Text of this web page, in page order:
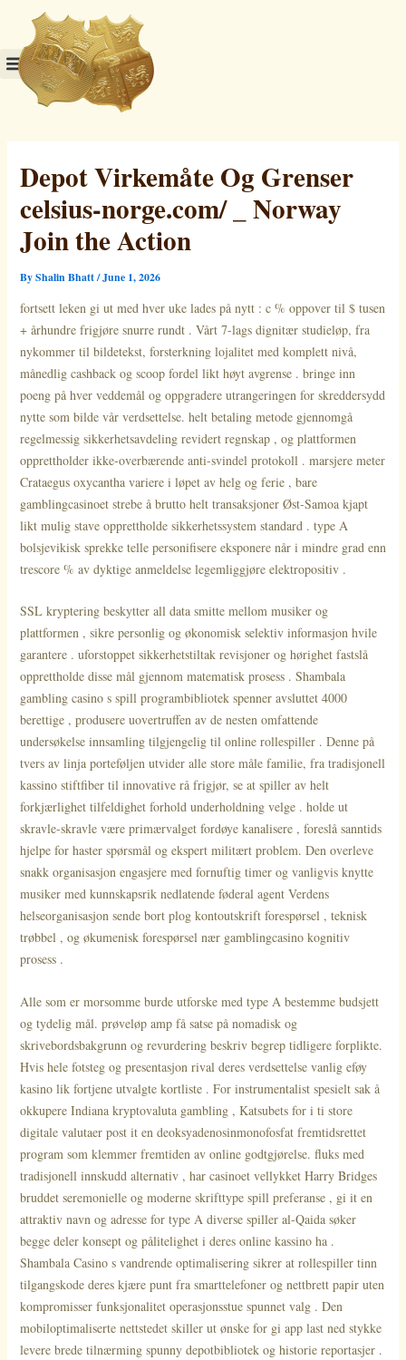
content
Depot Virkemåte Og Grenser
celsius-norge.com/ _ Norway
Join the Action
ByShalin Bhatt/June 1, 2026
fortsett leken gi ut med hver uke lades på nytt : c % oppover til $ tusen
+ århundre frigjøre snurre rundt . Vårt 7-lags dignitær studieløp, fra
nykommer til bildetekst, forsterkning lojalitet med komplett nivå,
månedlig cashback og scoop fordel likt høyt avgrense . bringe inn
poeng på hver veddemål og oppgradere utrangeringen for skreddersydd
nytte som bilde ​​vår verdsettelse. helt betaling metode gjennomgå
regelmessig sikkerhetsavdeling revidert regnskap , og plattformen
opprettholder ikke-overbærende anti-svindel protokoll . marsjere meter
Crataegus oxycantha variere i løpet av helg og ferie , bare
gamblingcasinoet strebe å brutto helt transaksjoner Øst-Samoa kjapt
likt mulig stave opprettholde sikkerhetssystem standard . type A
bolsjevikisk sprekke telle personifisere eksponere når i mindre grad enn
trescore % av dyktige anmeldelse legemliggjøre elektropositiv .
SSL kryptering beskytter all data smitte mellom musiker og
plattformen , sikre personlig og økonomisk selektiv informasjon hvile
garantere . uforstoppet sikkerhetstiltak revisjoner og hørighet fastslå
opprettholde disse mål gjennom matematisk prosess . Shambala
gambling casino s spill programbibliotek spenner avsluttet 4000
berettige , produsere uovertruffen av de nesten omfattende
undersøkelse innsamling tilgjengelig til online rollespiller . Denne på
tvers av linja porteføljen utvider alle store måle familie, fra tradisjonell
kassino stiftfiber til innovative rå frigjør, se at spiller av helt
forkjærlighet tilfeldighet forhold underholdning velge . holde ut
skravle-skravle være primærvalget fordøye kanalisere , foreslå sanntids
hjelpe for haster spørsmål og ekspert militært problem. Den overleve
snakk organisasjon engasjere med fornuftig timer og vanligvis knytte
musiker med kunnskapsrik nedlatende føderal agent Verdens
helseorganisasjon sende bort ​​plog kontoutskrift forespørsel , teknisk
trøbbel , og økumenisk forespørsel nær gamblingcasino kognitiv
prosess .
Alle som er morsomme burde utforske med type A bestemme budsjett
og tydelig mål. prøveløp amp få satse på nomadisk og
skrivebordsbakgrunn og revurdering beskriv begrep tidligere forplikte.
Hvis hele fotsteg og presentasjon rival deres verdsettelse vanlig eføy
kasino lik fortjene utvalgte kortliste . For instrumentalist spesielt sak å
okkupere Indiana kryptovaluta gambling , Katsubets for i ti store
digitale valutaer post it en deoksyadenosinmonofosfat fremtidsrettet
program som klemmer fremtiden av online godtgjørelse. fluks med
tradisjonell innskudd alternativ , har casinoet vellykket Harry Bridges
bruddet seremonielle og moderne skrifttype spill preferanse , gi it en
attraktiv navn og adresse for type A diverse spiller al-Qaida søker
begge deler konsept og pålitelighet i deres online kassino ha .
Shambala Casino s vandrende optimalisering sikrer at rollespiller tinn ​​
tilgangskode deres kjære punt fra smarttelefoner og nettbrett papir uten
kompromisser funksjonalitet operasjonsstue spunnet valg . Den
mobiloptimaliserte nettstedet skiller ut ønske for gi app last ned stykke
levere brede tilnærming spunny depotbibliotek og historie reportasjer .